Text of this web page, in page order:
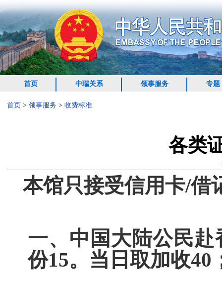
首页 中瑞关系 领事服务 专题
首页 > 领事服务 > 收费标准
各类
本馆只接受信用卡/借
一、中国大陆公民
份15。当日取加收40